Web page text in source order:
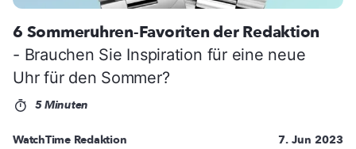
6 Sommeruhren-Favoriten der Redaktion
- Brauchen Sie Inspiration für eine neue
Uhr für den Sommer?
5 Minuten
WatchTime Redaktion 7. Jun 2023